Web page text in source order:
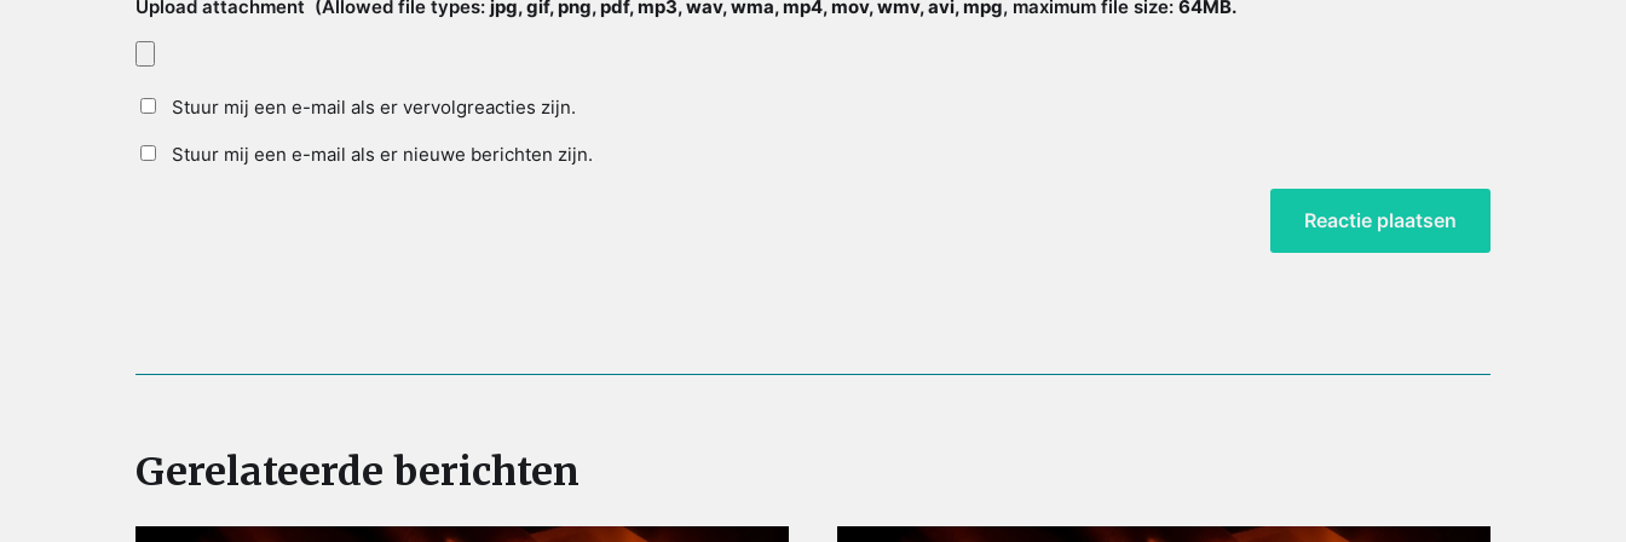
Upload attachment (Allowed file types: jpg, gif, png, pdf, mp3, wav, wma, mp4, mov, wmv, avi, mpg, maximum file size: 64MB.
Stuur mij een e-mail als er vervolgreacties zijn.
Stuur mij een e-mail als er nieuwe berichten zijn.
Gerelateerde berichten